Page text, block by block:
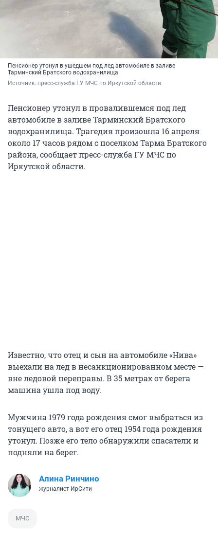
Пенсионер утонул в ушедшем под лед автомобиле в заливе
Тарминский Братского водохранилища
Источник: пресс-служба ГУ МЧС по Иркутской области
Пенсионер утонул в провалившемся под лед
автомобиле в заливе Тарминский Братского
водохранилища. Трагедия произошла 16 апреля
около 17 часов рядом с поселком Тарма Братского
района, сообщает пресс-служба ГУ МЧС по
Иркутской области.
Известно, что отец и сын на автомобиле «Нива»
выехали на лед в несанкционированном месте —
вне ледовой переправы. В 35 метрах от берега
машина ушла под воду.
Мужчина 1979 года рождения смог выбраться из
тонущего авто, а вот его отец 1954 года рождения
утонул. Позже его тело обнаружили спасатели и
подняли на берег.
Алина Ринчино
журналист ИрСити
МЧС